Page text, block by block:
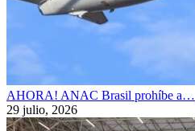
AHORA! ANAC Brasil prohíbe a…
29 julio, 2026